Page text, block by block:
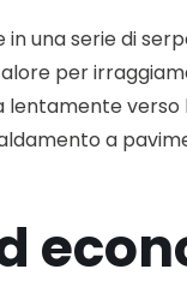
in una serie di
per
a